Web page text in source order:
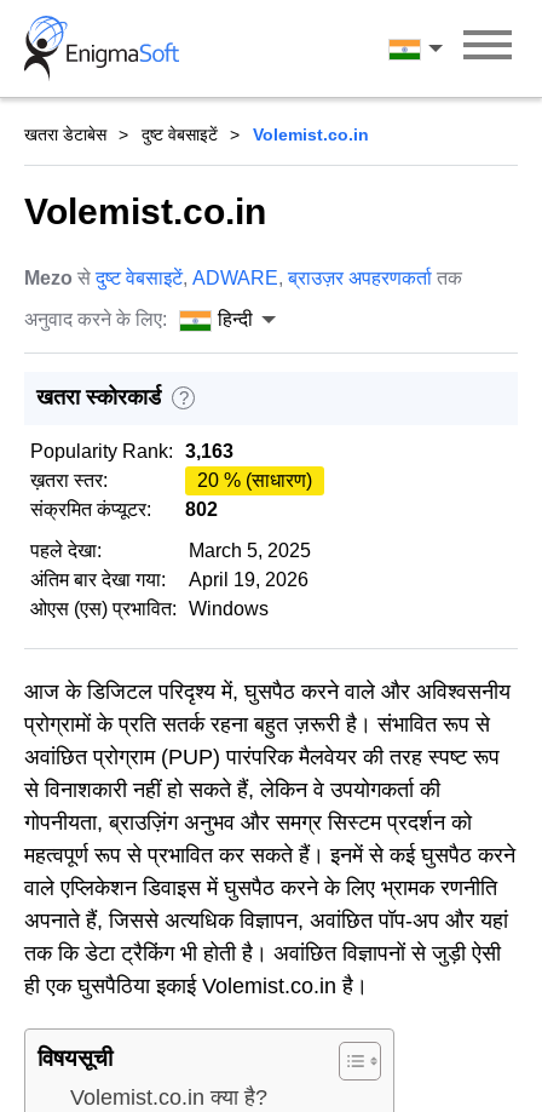
Skip
content
हिन्दी
खतरा डेटाबेस दुष्ट वेबसाइटें Volemist.co.in
Volemist.co.in
Mezo सेदुष्ट वेबसाइटें, ADWARE,ब्राउज़र अपहरणकर्ता तक
अनुवाद करने के लिए:
हिन्दी
खतरा स्कोरकार्ड ?
Popularity Rank:
3,163
ख़तरा स्तर:
20 % (साधारण)
संक्रमित कंप्यूटर:
802
पहले देखा:
March 5, 2025
अंतिम बार देखा गया:
April 19, 2026
ओएस (एस) प्रभावित:
Windows
आज के डिजिटल परिदृश्य में, घुसपैठ करने वाले और अविश्वसनीय
प्रोग्रामों के प्रति सतर्क रहना बहुत ज़रूरी है। संभावित रूप से
अवांछित प्रोग्राम (PUP) पारंपरिक मैलवेयर की तरह स्पष्ट रूप
से विनाशकारी नहीं हो सकते हैं, लेकिन वे उपयोगकर्ता की
गोपनीयता, ब्राउज़िंग अनुभव और समग्र सिस्टम प्रदर्शन को
महत्वपूर्ण रूप से प्रभावित कर सकते हैं। इनमें से कई घुसपैठ करने
वाले एप्लिकेशन डिवाइस में घुसपैठ करने के लिए भ्रामक रणनीति
अपनाते हैं, जिससे अत्यधिक विज्ञापन, अवांछित पॉप-अप और यहां
तक कि डेटा ट्रैकिंग भी होती है। अवांछित विज्ञापनों से जुड़ी ऐसी
ही एक घुसपैठिया इकाई Volemist.co.in है।
विषयसूची
Volemist.co.in क्या है?